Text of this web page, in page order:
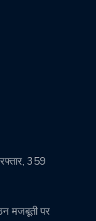
359
मजबूती पर